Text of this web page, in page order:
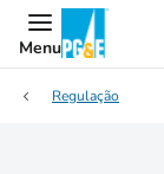
Menu
Regulação